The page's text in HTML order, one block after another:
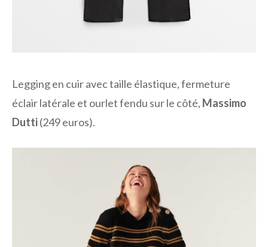
Legging en cuir avec taille élastique, fermeture
éclair latérale et ourlet fendu sur le côté, Massimo
Dutti(249 euros).